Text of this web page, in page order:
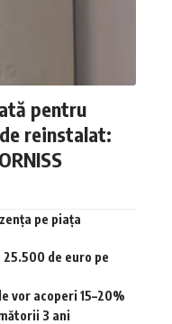
pentru
reinstalat:
pe piața
de euro pe
vor acoperi 15–20%
3 ani